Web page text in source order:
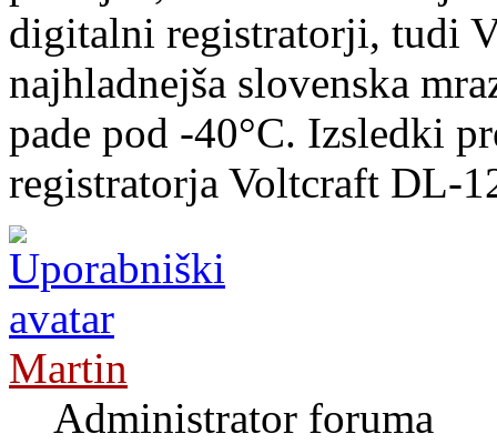
digitalni registratorji, tudi
najhladnejša slovenska
pade pod -40°C. Izsledki
registratorja Voltcraft DL-
Martin
Administrator foruma